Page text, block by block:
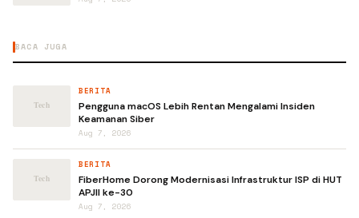
BACA JUGA
BERITA
Pengguna macOS Lebih Rentan Mengalami Insiden
Keamanan Siber
Aug 7, 2026
BERITA
FiberHome Dorong Modernisasi Infrastruktur ISP di HUT
APJII ke-30
Aug 7, 2026